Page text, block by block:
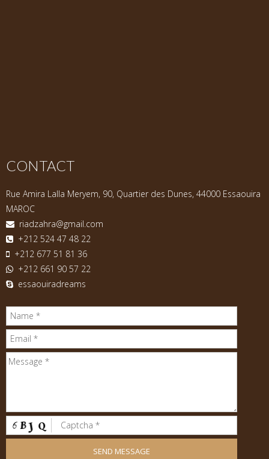
CONTACT
Rue Amira Lalla Meryem, 90, Quartier des Dunes, 44000 Essaouira
MAROC
riadzahra@gmail.com
+212 524 47 48 22
+212 677 51 81 36
+212 661 90 57 22
essaouiradreams